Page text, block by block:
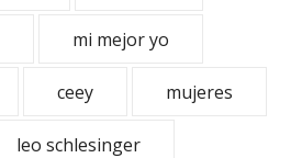
mi mejor yo
ceey mujeres
leo schlesinger